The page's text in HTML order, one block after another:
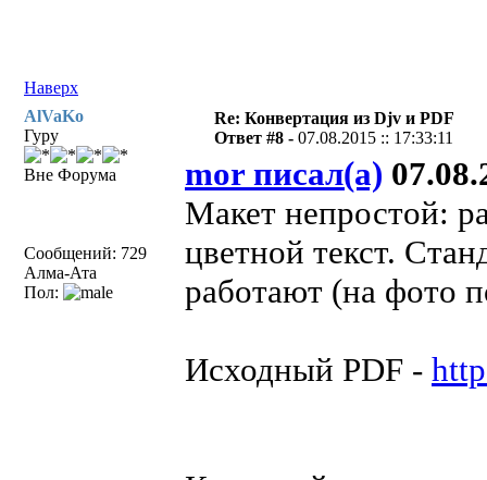
Наверх
AlVaKo
Гуру
Вне Форума
Сообщений: 729
Алма-Ата
Пол:
Re: Конвертация из Djv и PDF
Ответ #8 -07.08.2015 :: 17:33:11
mor писал(а)
Макет непростой:
цветной текст.
работают (на фото
Исходный PDF -